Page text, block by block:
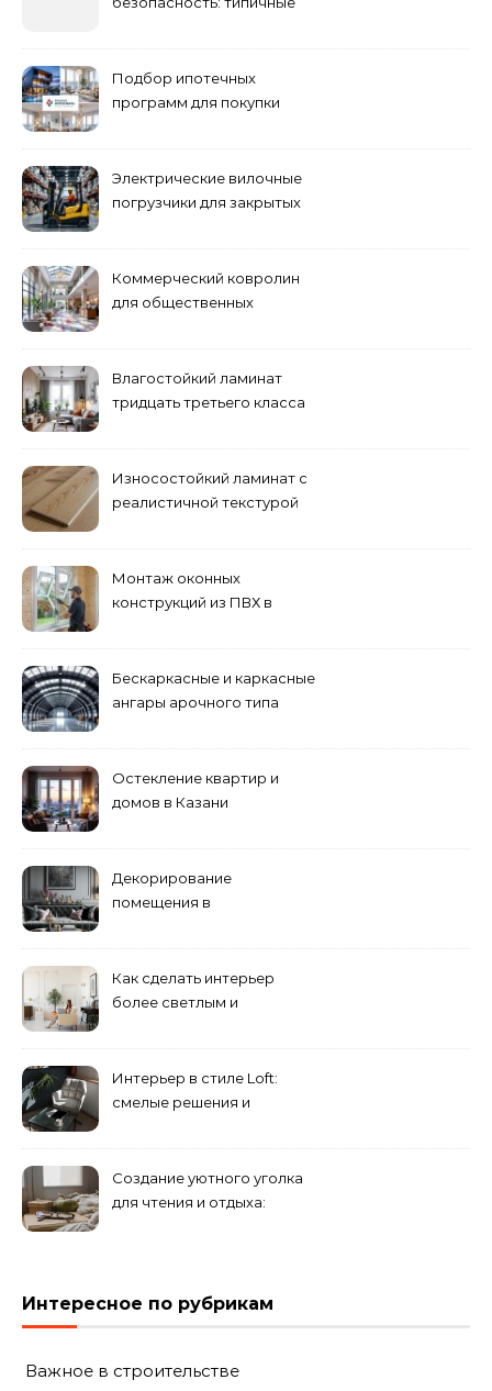
Подбор ипотечных
программ для покупки
Электрические вилочные
погрузчики для закрытых
Коммерческий ковролин
для общественных
Влагостойкий ламинат
тридцать третьего класса
Износостойкий ламинат с
реалистичной текстурой
Монтаж оконных
конструкций из ПВХ в
Бескаркасные и каркасные
ангары арочного типа
Остекление квартир и
домов в Казани
Декорирование
помещения в
направлений для создания
уникального комплекса
Как сделать интерьер
более светлым и
помещения
Интерьер в стиле Loft:
смелые решения и
Создание уютного уголка
для чтения и отдыха:
Интересное по рубрикам
Важное в строительстве